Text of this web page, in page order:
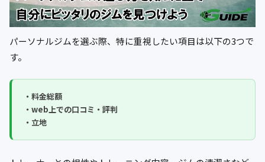
パーソナルジムを選ぶ際、特に重視したい項目は以下の3つで
す。
・料金総額
・web上での口コミ・評判
・立地